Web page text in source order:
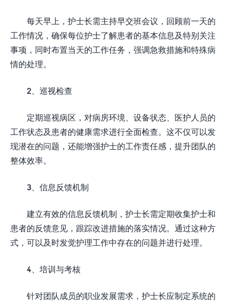
每天早上，护士长需主持早交班会议，回顾前一天的
工作情况，确保每位护士了解患者的基本信息及特别关注
事项，同时布置当天的工作任务，强调急救措施和特殊病
情的处理。
2、巡视检查
定期巡视病区，对病房环境、设备状态、医护人员的
工作状态及患者的健康需求进行全面检查。这不仅可以发
现潜在的问题，还能增强护士的工作责任感，提升团队的
整体效率。
3、信息反馈机制
建立有效的信息反馈机制，护士长需定期收集护士和
患者的反馈意见，跟踪改进措施的落实情况。通过这种方
式，可以及时发觉护理工作中存在的问题并进行处理。
4、培训与考核
针对团队成员的职业发展需求，护士长应制定系统的